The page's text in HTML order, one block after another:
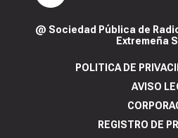
@ Sociedad Pública de
Extremeña
POLITICA DE
AVISO
REGISTRO DE